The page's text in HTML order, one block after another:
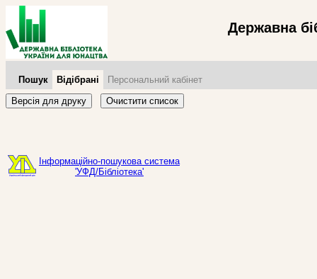
Державна
Пошук Відібрані
Персональний кабінет
Версія для друку
Очистити список
Інформаційно-пошукова система
'УФД/Бібліотека'